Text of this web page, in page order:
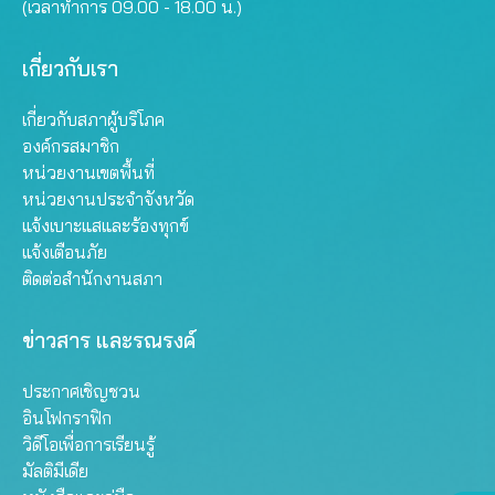
(เวลาทำการ 09.00 - 18.00 น.)
เกี่ยวกับเรา
เกี่ยวกับสภาผู้บริโภค
องค์กรสมาชิก
หน่วยงานเขตพื้นที่
หน่วยงานประจำจังหวัด
แจ้งเบาะแสและร้องทุกข์
แจ้งเตือนภัย
ติดต่อสำนักงานสภา
ข่าวสาร และรณรงค์
ประกาศเชิญชวน
อินโฟกราฟิก
วิดีโอเพื่อการเรียนรู้
มัลติมีเดีย